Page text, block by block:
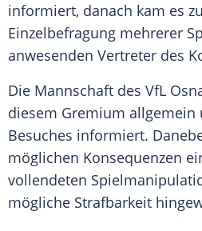
informiert, danach kam es
Einzelbefragung mehrerer
anwesenden Vertreter des
Die Mannschaft des VfL
diesem Gremium allgemein
Besuches informiert.
möglichen Konsequenzen
vollendeten
mögliche Strafbarkeit